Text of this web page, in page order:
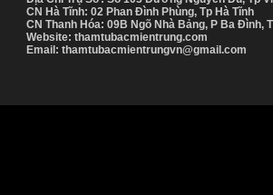
CN Hà Tĩnh: 02 Phan Đình Phùng, Tp Hà Tĩnh
CN Thanh Hóa: 09B Ngõ Nhà Bảng, P Ba Đình,
Website: thamtubacmientrung.com
Email: thamtubacmientrungvn@gmail.com